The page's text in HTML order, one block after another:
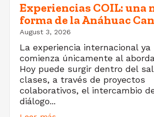
Experiencias COIL: una
forma de la Anáhuac
August 3, 2026
La experiencia internacional ya
comienza únicamente al
Hoy puede surgir dentro del
clases, a través de proyectos
colaborativos, el intercambio
diálogo...